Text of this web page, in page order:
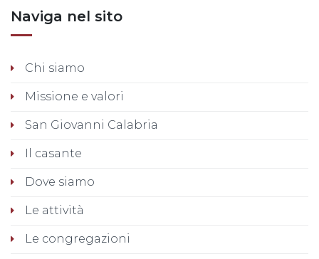
Naviga nel sito
Chi siamo
Missione e valori
San Giovanni Calabria
Il casante
Dove siamo
Le attività
Le congregazioni